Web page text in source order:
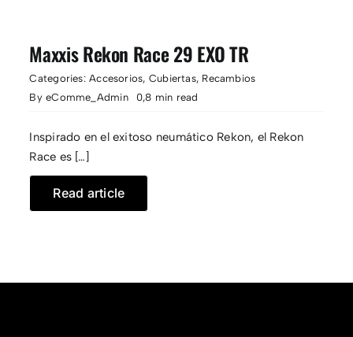
Maxxis Rekon Race 29 EXO TR
Categories:Accesorios, Cubiertas, Recambios
ByeComme_Admin 0,8 min read
Inspirado en el exitoso neumático Rekon, el Rekon
Race es […]
Read article